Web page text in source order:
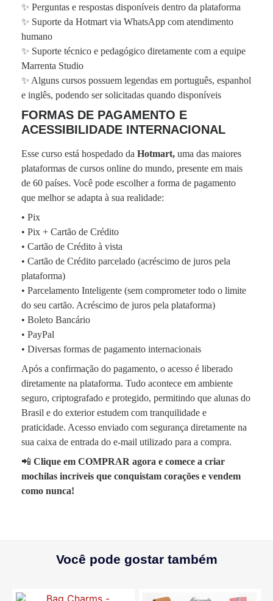
✨ Perguntas e respostas disponíveis dentro da plataforma
✨ Suporte da Hotmart via WhatsApp com atendimento
humano
✨ Suporte técnico e pedagógico diretamente com a equipe
Marrenta Studio
✨ Alguns cursos possuem legendas em português, espanhol
e inglês, podendo ser solicitadas quando disponíveis
FORMAS DE PAGAMENTO E
ACESSIBILIDADE INTERNACIONAL
Esse curso está hospedado da Hotmart, uma das maiores
plataformas de cursos online do mundo, presente em mais
de 60 países. Você pode escolher a forma de pagamento
que melhor se adapta à sua realidade:
• Pix
• Pix + Cartão de Crédito
• Cartão de Crédito à vista
• Cartão de Crédito parcelado (acréscimo de juros pela
plataforma)
• Parcelamento Inteligente (sem comprometer todo o limite
do seu cartão. Acréscimo de juros pela plataforma)
• Boleto Bancário
• PayPal
• Diversas formas de pagamento internacionais
Após a confirmação do pagamento, o acesso é liberado
diretamente na plataforma. Tudo acontece em ambiente
seguro, criptografado e protegido, permitindo que alunas do
Brasil e do exterior estudem com tranquilidade e
praticidade. Acesso enviado com segurança diretamente na
sua caixa de entrada do e-mail utilizado para a compra.
📲 Clique em COMPRAR agora e comece a criar
mochilas incríveis que conquistam corações e vendem
como nunca!
Você pode gostar também